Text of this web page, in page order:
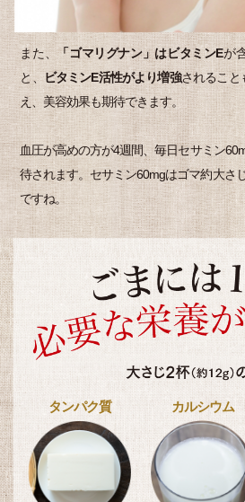
また、 「ゴマリグナン」はビタミンEが
と、ビタミンE活性がより増強されること
え、美容効果も期待できます。
血圧が高めの方が4週間、毎日セサミン
待されます。セサミン60mgはゴマ約大さ
ですね。
タンパク質 カルシウム